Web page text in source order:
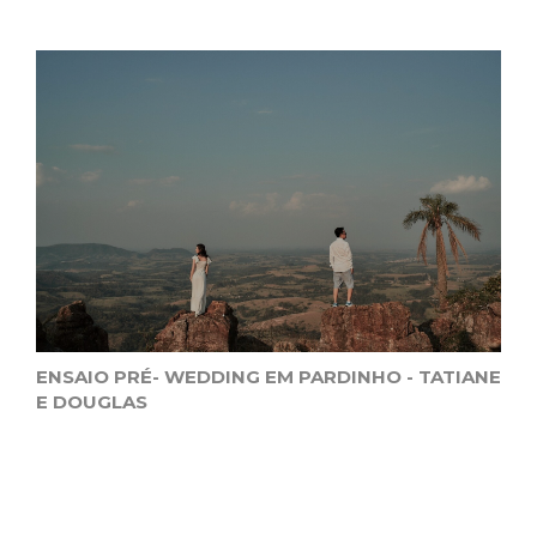
ENSAIO PRÉ- WEDDING EM PARDINHO - TATIANE
E DOUGLAS